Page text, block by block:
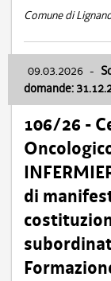
Comune di
09.03.2026 -
domande:
106/26 -
di